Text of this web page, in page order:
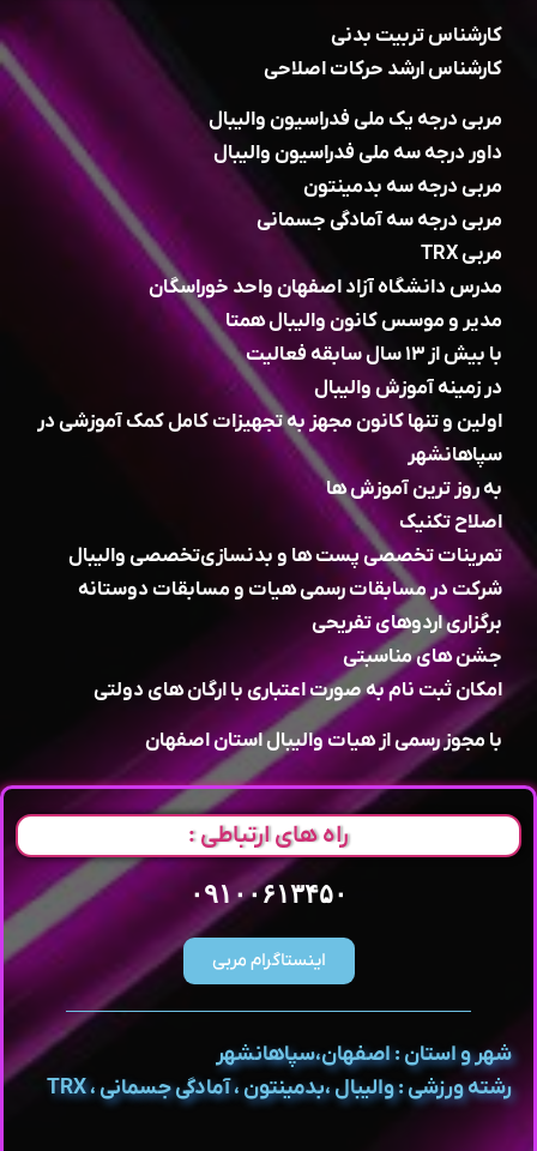
کارشناس تربیت بدنی
کارشناس ارشد حرکات اصلاحی
مربی درجه یک ملی فدراسیون والیبال
داور درجه سه ملی فدراسیون والیبال
مربی درجه سه بدمینتون
مربی درجه سه آمادگی جسمانی
مربی TRX
مدرس دانشگاه آزاد اصفهان واحد خوراسگان
مدیر و موسس کانون والیبال همتا
با بیش از ۱۳ سال سابقه فعالیت
در زمینه آموزش والیبال
اولین و تنها کانون مجهز به تجهیزات کامل کمک آموزشی در
سپاهانشهر
به روز ترین آموزش ها
اصلاح تکنیک
تمرینات تخصصی پست ها و بدنسازی‌تخصصی والیبال
شرکت در مسابقات رسمی هیات و مسابقات دوستانه
برگزاری اردوهای تفریحی
جشن های مناسبتی
امکان ثبت نام به صورت اعتباری با ارگان های دولتی
با مجوز رسمی از هیات والیبال استان اصفهان
راه های ارتباطی :
۰۹۱۰۰۶۱۳۴۵۰
اینستاگرام مربی
شهر و استان : اصفهان،سپاهانشهر
رشته ورزشی : والیبال ،بدمینتون ، آمادگی جسمانی ، TRX